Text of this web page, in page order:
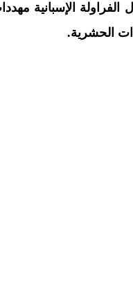
الفراولة الإسبانية
الحشرية.